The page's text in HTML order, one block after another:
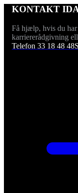
KONTAKT
Få hjælp, hvis du
karriererådgivning
Telefon 33 18 48 48